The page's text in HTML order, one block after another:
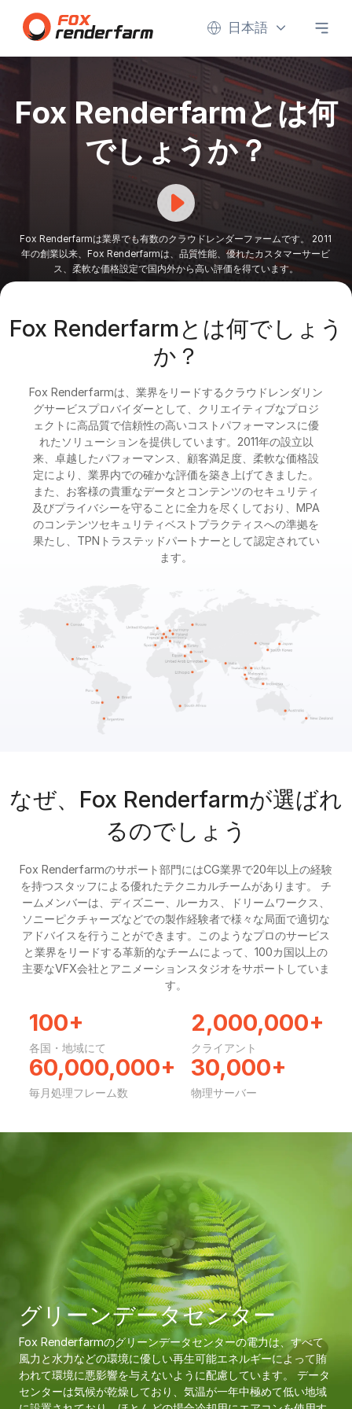
日本語
Fox Renderfarmとは何
でしょうか？
Fox Renderfarmは業界でも有数のクラウドレンダーファームです。 2011
年の創業以来、Fox Renderfarmは、品質性能、優れたカスタマーサービ
ス、柔軟な価格設定で国内外から高い評価を得ています。
Fox Renderfarmとは何でしょう
か？
Fox Renderfarmは、業界をリードするクラウドレンダリン
グサービスプロバイダーとして、クリエイティブなプロジ
ェクトに高品質で信頼性の高いコストパフォーマンスに優
れたソリューションを提供しています。2011年の設立以
来、卓越したパフォーマンス、顧客満足度、柔軟な価格設
定により、業界内での確かな評価を築き上げてきました。
また、お客様の貴重なデータとコンテンツのセキュリティ
及びプライバシーを守ることに全力を尽くしており、MPA
のコンテンツセキュリティベストプラクティスへの準拠を
果たし、TPNトラステッドパートナーとして認定されてい
ます。
なぜ、Fox Renderfarmが選ばれ
るのでしょう
Fox Renderfarmのサポート部門にはCG業界で20年以上の経験
を持つスタッフによる優れたテクニカルチームがあります。 チ
ームメンバーは、ディズニー、ルーカス、ドリームワークス、
ソニーピクチャーズなどでの製作経験者で様々な局面で適切な
アドバイスを行うことができます。このようなプロのサービス
と業界をリードする革新的なチームによって、100カ国以上の
主要なVFX会社とアニメーションスタジオをサポートしていま
す。
100+
各国・地域にて
2,000,000+
クライアント
60,000,000+
毎月処理フレーム数
30,000+
物理サーバー
グリーンデータセンター
Fox Renderfarmのグリーンデータセンターの電力は、すべて
風力と水力などの環境に優しい再生可能エネルギーによって賄
われて環境に悪影響を与えないように配慮しています。 データ
センターは気候が乾燥しており、気温が一年中極めて低い地域